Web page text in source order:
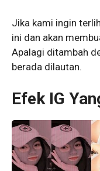
Jika kami ingin
ini dan akan
Apalagi ditambah
berada dilautan.
Efek IG